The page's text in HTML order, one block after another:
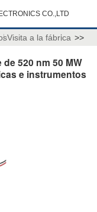
CO.,LTD
Visita a la fábrica >>
520 nm 50 MW
e instrumentos